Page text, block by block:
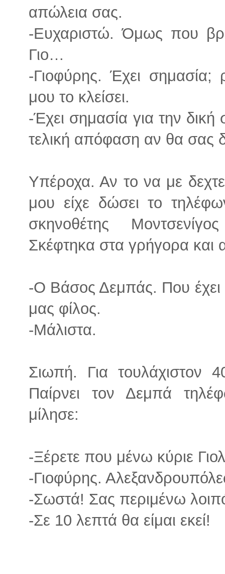
απώλεια σας.
-Ευχαριστώ. Όμως που
Γιο…
-Γιοφύρης. Έχει
μου το κλείσει.
-Έχει σημασία για την δική
τελική απόφαση αν θα σας
Υπέροχα. Αν το να με
μου είχε δώσει το
σκηνοθέτης
Σκέφτηκα στα γρήγορα και
-Ο Βάσος Δεμπάς. Που έχει
μας φίλος.
-Μάλιστα.
Σιωπή. Για τουλάχιστον
Παίρνει τον Δεμπά
μίλησε:
-Ξέρετε που μένω κύριε
-Γιοφύρης.
-Σωστά! Σας περιμένω
-Σε 10 λεπτά θα είμαι εκεί!